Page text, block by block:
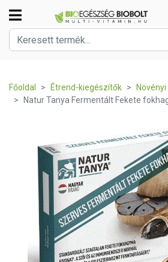
Főoldal Étrend-kiegészítők
Natur Tanya Fermentált Fekete